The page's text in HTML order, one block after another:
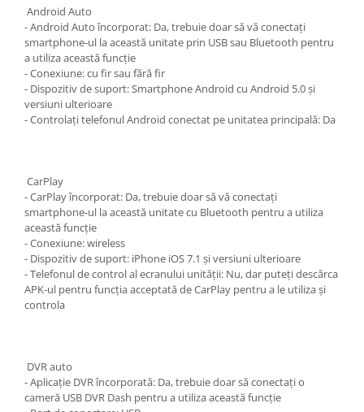
Android Auto
- Android Auto încorporat: Da, trebuie doar să vă conectați
smartphone-ul la această unitate prin USB sau Bluetooth pentru
a utiliza această funcție
- Conexiune: cu fir sau fără fir
- Dispozitiv de suport: Smartphone Android cu Android 5.0 și
versiuni ulterioare
- Controlați telefonul Android conectat pe unitatea principală: Da
CarPlay
- CarPlay încorporat: Da, trebuie doar să vă conectați
smartphone-ul la această unitate cu Bluetooth pentru a utiliza
această funcție
- Conexiune: wireless
- Dispozitiv de suport: iPhone iOS 7.1 și versiuni ulterioare
- Telefonul de control al ecranului unității: Nu, dar puteți descărca
APK-ul pentru funcția acceptată de CarPlay pentru a le utiliza și
controla
DVR auto
- Aplicație DVR încorporată: Da, trebuie doar să conectați o
cameră USB DVR Dash pentru a utiliza această funcție